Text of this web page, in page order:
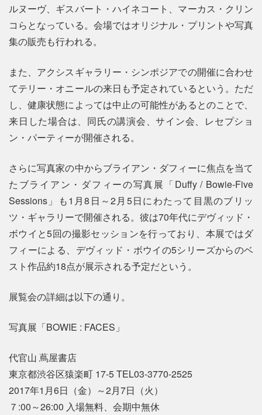
ルヌーヴ、ギスバート・ハイネコート、マーカス・クリン
コらとなっている。会場ではオリジナル・プリントや写真
集の販売も行われる。
また、アクシスギャラリー・シンポジアでの開催に合わせ
てテリー・オニールの来日も予定されているという。ただ
し、健康状態によっては中止の可能性があるとのことで、
来日した場合は、同氏の講演会、サイン会、レセプショ
ン・パーティーが開催される。
さらに写真家の中からブライアン・ダフィーに焦点を当て
たブライアン・ダフィーの写真展「Duffy / Bowie‐Five
Sessions」も1月8日～2月5日にわたって目黒のブリッ
ツ・ギャラリーで開催される。彼は70年代にデヴィッド・
ボウイと5回の撮影セッションを行っており、本展ではダ
フィーによる、デヴィッド・ボウイの5シリーズからのベ
スト作品約18点が展示される予定だという。
展覧会の詳細は以下の通り。
写真展「BOWIE : FACES」
代官山 蔦屋書店
東京都渋谷区猿楽町 17-5 TEL03-3770-2525
2017年1月6日（金）～2月7日（火）
７:00～26:00 入場無料、会期中無休